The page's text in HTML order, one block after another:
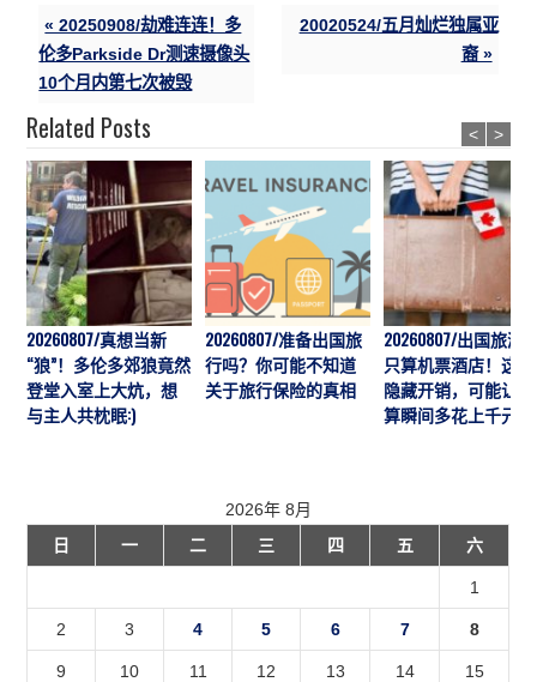
« 20250908/劫难连连！多
伦多Parkside Dr测速摄像头
10个月内第七次被毁
20020524/五月灿烂独属亚
裔 »
Related Posts
20260807/真想当新
“狼”！多伦多郊狼竟然
登堂入室上大炕，想
与主人共枕眠:)
20260807/准备出国旅
行吗？你可能不知道
关于旅行保险的真相
20260807/出国旅游
只算机票酒店！这7
隐藏开销，可能让预
算瞬间多花上千元
< >
2026年 8月
日
一 二 三 四 五 六
1
2 3 4 5 6 7 8
9 10 11 12 13 14 15